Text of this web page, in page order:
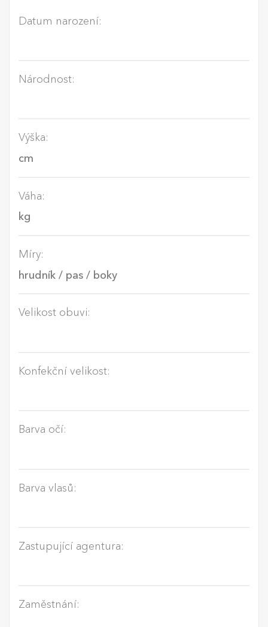
Datum narození:
Národnost:
Výška:
Váha:
Míry:
Velikost obuvi:
Konfekční velikost:
Barva očí:
Barva vlasů:
Zastupující agentura:
Zaměstnání: